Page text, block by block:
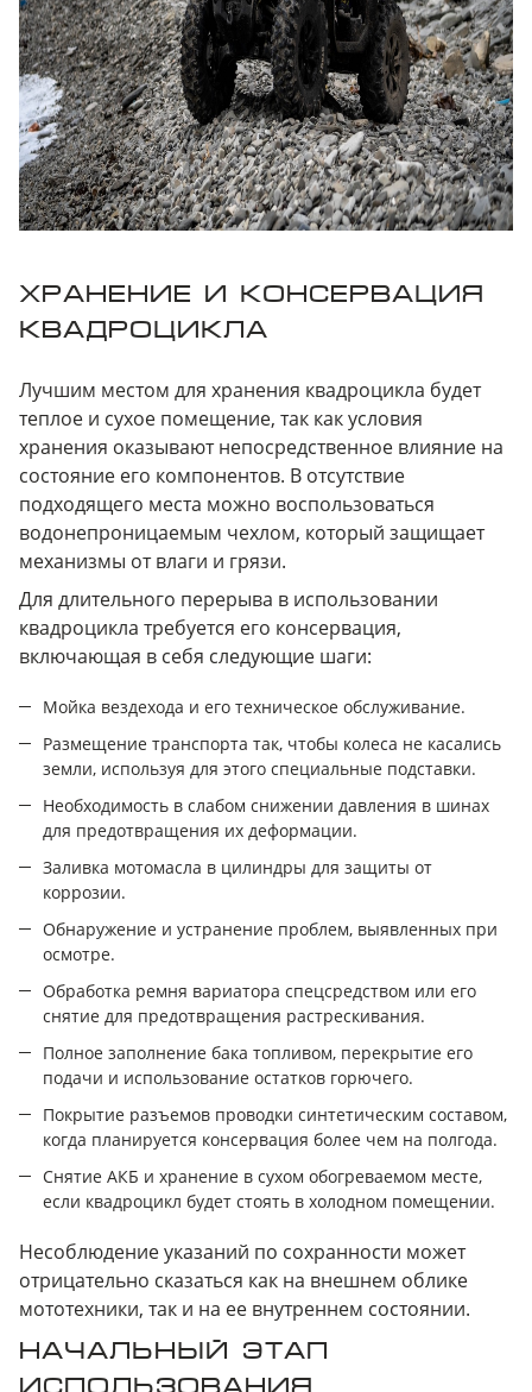
ХРАНЕНИЕ И КОНСЕРВАЦИЯ
КВАДРОЦИКЛА
Лучшим местом для хранения квадроцикла будет
теплое и сухое помещение, так как условия
хранения оказывают непосредственное влияние на
состояние его компонентов. В отсутствие
подходящего места можно воспользоваться
водонепроницаемым чехлом, который защищает
механизмы от влаги и грязи.
Для длительного перерыва в использовании
квадроцикла требуется его консервация,
включающая в себя следующие шаги:
Мойка вездехода и его техническое обслуживание.
Размещение транспорта так, чтобы колеса не касались
земли, используя для этого специальные подставки.
Необходимость в слабом снижении давления в шинах
для предотвращения их деформации.
Заливка мотомасла в цилиндры для защиты от
коррозии.
Обнаружение и устранение проблем, выявленных при
осмотре.
Обработка ремня вариатора спецсредством или его
снятие для предотвращения растрескивания.
Полное заполнение бака топливом, перекрытие его
подачи и использование остатков горючего.
Покрытие разъемов проводки синтетическим составом,
когда планируется консервация более чем на полгода.
Снятие АКБ и хранение в сухом обогреваемом месте,
если квадроцикл будет стоять в холодном помещении.
Несоблюдение указаний по сохранности может
отрицательно сказаться как на внешнем облике
мототехники, так и на ее внутреннем состоянии.
НАЧАЛЬНЫЙ ЭТАП
ИСПОЛЬЗОВАНИЯ